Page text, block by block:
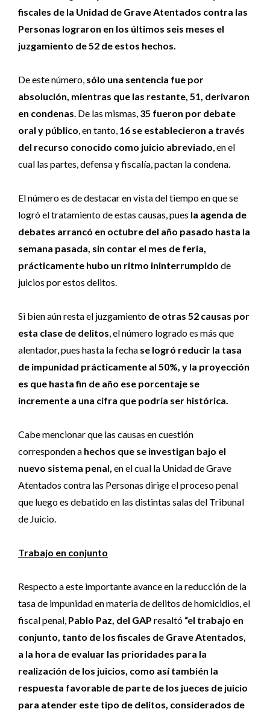
fiscales de la Unidad de Grave Atentados contra las
Personas lograron en los últimos seis meses el
juzgamiento de 52 de estos hechos.
De este número, sólo una sentencia fue por
absolución, mientras que las restante, 51, derivaron
en condenas. De las mismas, 35 fueron por debate
oral y público, en tanto, 16 se establecieron a través
del recurso conocido como juicio abreviado, en el
cual las partes, defensa y fiscalía, pactan la condena.
El número es de destacar en vista del tiempo en que se
logró el tratamiento de estas causas, pues la agenda de
debates arrancó en octubre del año pasado hasta la
semana pasada, sin contar el mes de feria,
prácticamente hubo un ritmo ininterrumpido de
juicios por estos delitos.
Si bien aún resta el juzgamiento de otras 52 causas por
esta clase de delitos, el número logrado es más que
alentador, pues hasta la fecha se logró reducir la tasa
de impunidad prácticamente al 50%, y la proyección
es que hasta fin de año ese porcentaje se
incremente a una cifra que podría ser histórica.
Cabe mencionar que las causas en cuestión
corresponden a hechos que se investigan bajo el
nuevo sistema penal, en el cual la Unidad de Grave
Atentados contra las Personas dirige el proceso penal
que luego es debatido en las distintas salas del Tribunal
de Juicio.
Trabajo en conjunto
Respecto a este importante avance en la reducción de la
tasa de impunidad en materia de delitos de homicidios, el
fiscal penal, Pablo Paz, del GAP resaltó “el trabajo en
conjunto, tanto de los fiscales de Grave Atentados,
a la hora de evaluar las prioridades para la
realización de los juicios, como así también la
respuesta favorable de parte de los jueces de juicio
para atender este tipo de delitos, considerados de